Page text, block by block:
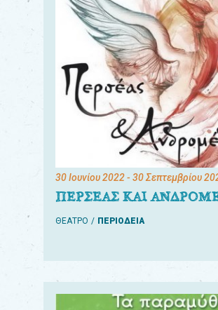
30 Ιουνίου 2022- 30 Σεπτεμβρίου
ΠΕΡΣΕΑΣ ΚΑΙ
ΘΕΑΤΡΟ ΠΕΡΙΟΔΕΙΑ